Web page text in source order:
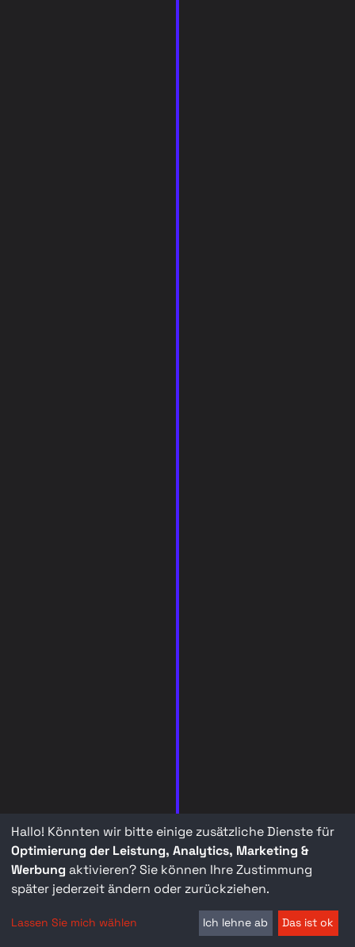
Hallo! Könnten wir bitte einige zusätzliche Dienste für
Optimierung der Leistung, Analytics, Marketing &
Werbung aktivieren? Sie können Ihre Zustimmung
später jederzeit ändern oder zurückziehen.
Lassen Sie mich wählen Ich lehne ab Das ist ok